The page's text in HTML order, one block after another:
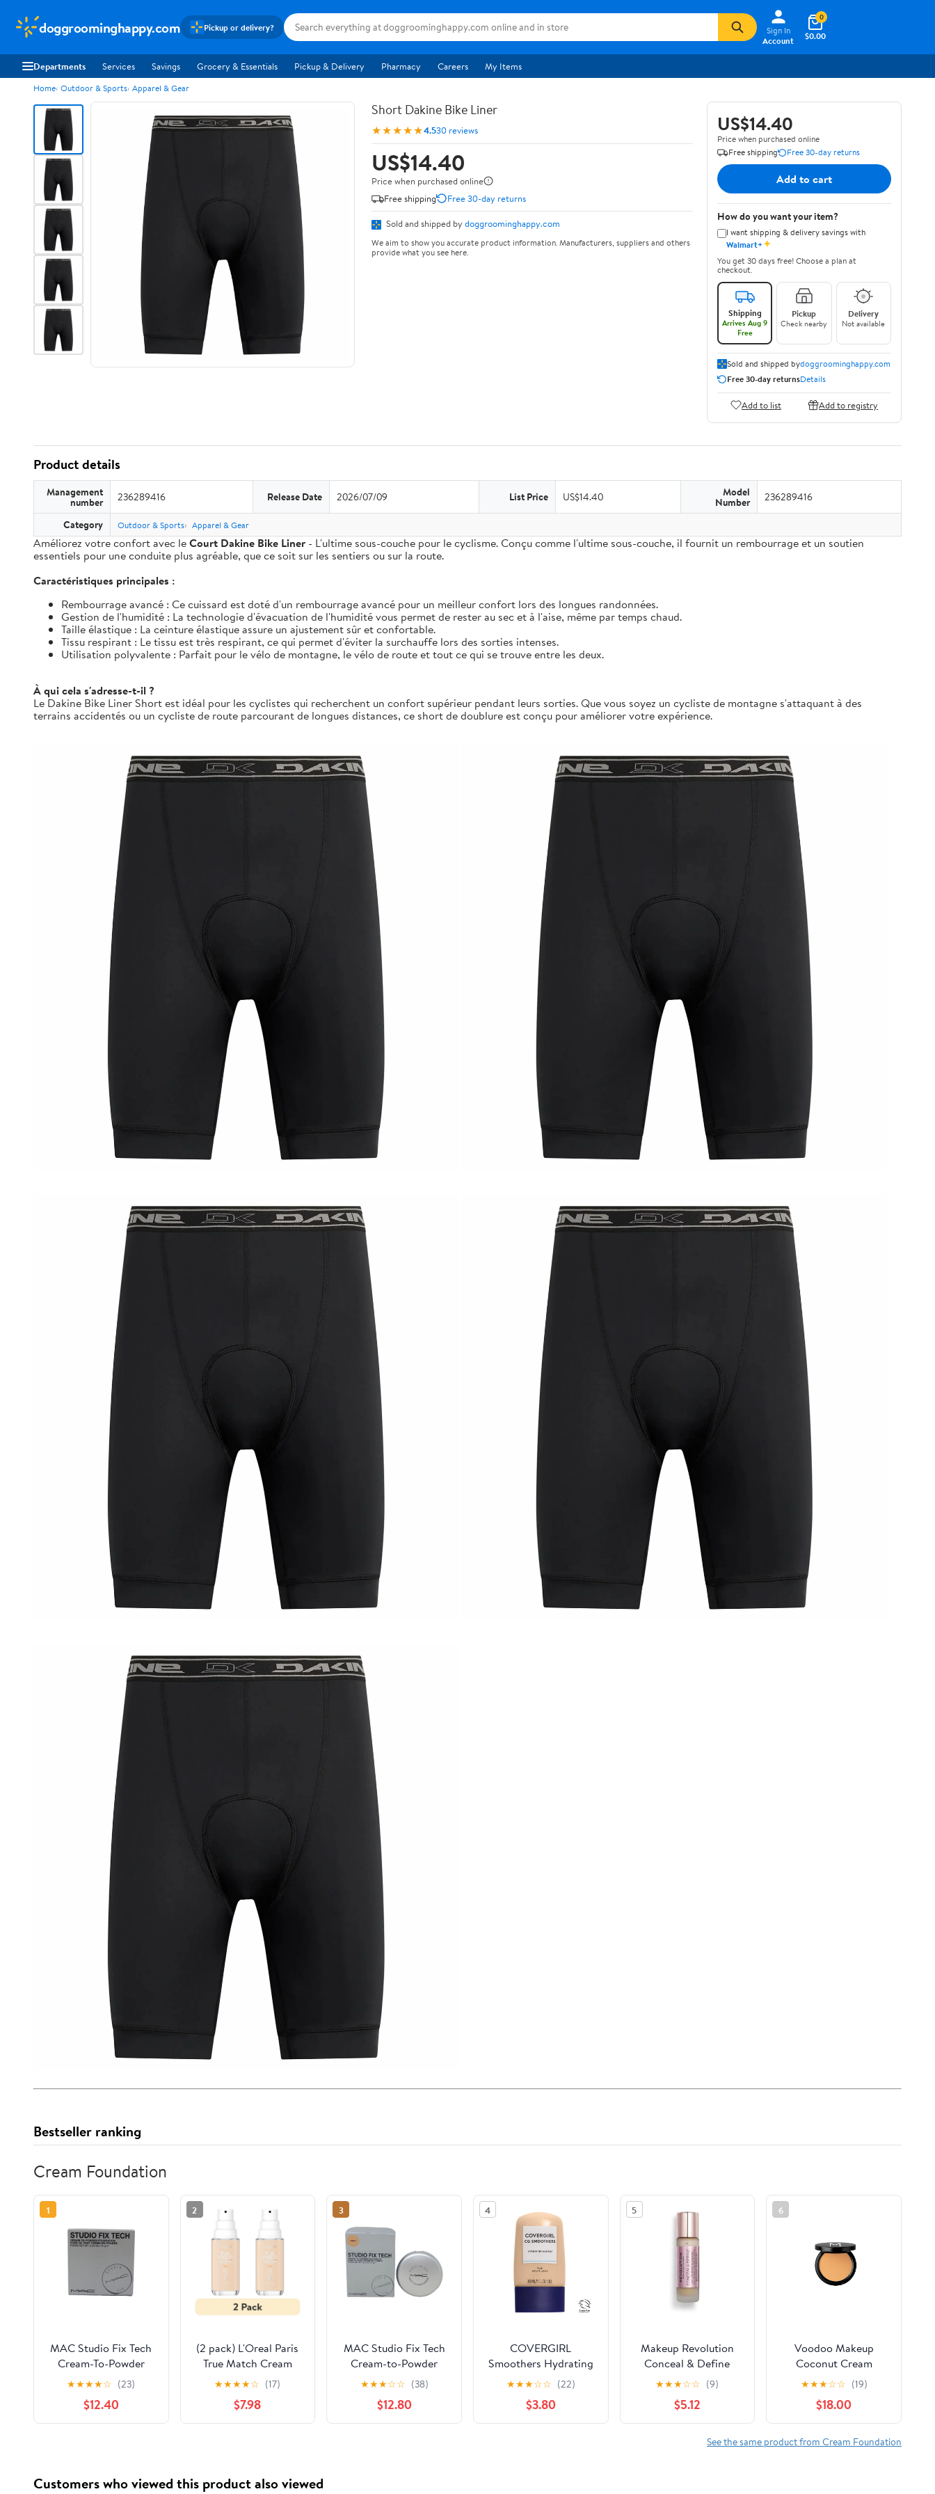
doggroominghappy.com Pickup or delivery?
Sign In
Account
$0.00
0
Departments Services Savings Grocery & Essentials Pickup & Delivery Pharmacy Careers My Items
Home Outdoor & Sports Apparel & Gear
Short Dakine Bike Liner
★★★★★4.530 reviews
US$14.40
Price when purchased online
Free shipping
Free 30-day returns
Sold and shipped by doggroominghappy.com
We aim to show you accurate product information. Manufacturers, suppliers and others
provide what you see here.
US$14.40
Price when purchased online
Free shipping
Free 30-day returns
Add to cart
How do you want your item?
I want shipping & delivery savings with
Walmart+✦
You get 30 days free! Choose a plan at
checkout.
Shipping
Arrives Aug 9
Free
Pickup
Check nearby
Delivery
Not available
Sold and shipped bydoggroominghappy.com
Free 30-day returnsDetails
Add to list Add to registry
Product details
Management
number 236289416 Release Date 2026/07/09 List Price US$14.40 Model
Number 236289416
Category Outdoor & Sports Apparel & Gear
Améliorez votre confort avec leCourt Dakine Bike Liner - L'ultime sous-couche pour le cyclisme. Conçu comme l'ultime sous-couche, il fournit un rembourrage et un soutien
essentiels pour une conduite plus agréable, que ce soit sur les sentiers ou sur la route.
Caractéristiques principales :
Rembourrage avancé : Ce cuissard est doté d'un rembourrage avancé pour un meilleur confort lors des longues randonnées.
Gestion de l'humidité : La technologie d'évacuation de l'humidité vous permet de rester au sec et à l'aise, même par temps chaud.
Taille élastique : La ceinture élastique assure un ajustement sûr et confortable.
Tissu respirant : Le tissu est très respirant, ce qui permet d'éviter la surchauffe lors des sorties intenses.
Utilisation polyvalente : Parfait pour le vélo de montagne, le vélo de route et tout ce qui se trouve entre les deux.
À qui cela s'adresse-t-il ?
Le Dakine Bike Liner Short est idéal pour les cyclistes qui recherchent un confort supérieur pendant leurs sorties. Que vous soyez un cycliste de montagne s'attaquant à des
terrains accidentés ou un cycliste de route parcourant de longues distances, ce short de doublure est conçu pour améliorer votre expérience.
Bestseller ranking
Cream Foundation
1
MAC Studio Fix Tech
Cream-To-Powder
Foundation NW55,
0.35 Ounces
★★★★☆ (23)
$12.40
2
(2 pack) L'Oreal Paris
True Match Cream
Foundation Makeup,
N1 Neutral Light, 1 fl oz
★★★★☆ (17)
$7.98
3
MAC Studio Fix Tech
Cream-to-Powder
Foundation - NW22
(.35 Oz)
★★★☆☆ (38)
$12.80
4
COVERGIRL
Smoothers Hydrating
Foundation, 740
Natural Beige, 1 fl oz,
Hydrating Foundation,
Cruelty Free
★★★☆☆ (22)
$3.80
5
Makeup Revolution
Conceal & Define
Foundation, Cream
Foundation Makeup,
Full Coverage, For
Light/Medium Skin
Tones, Vegan &
★★★☆☆ (9)
$5.12
6
Voodoo Makeup
Coconut Cream
Foundation, Bare
★★★☆☆ (19)
$18.00
See the same product from Cream Foundation
Customers who viewed this product also viewed